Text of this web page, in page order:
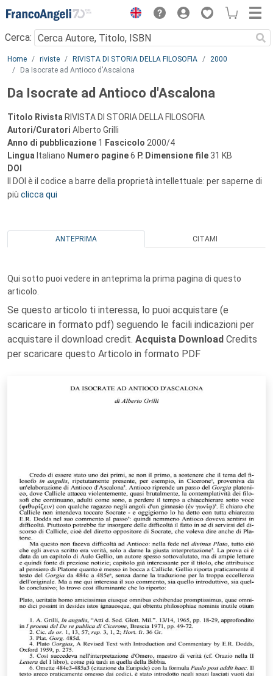
Menu
Cerca:
Main content
Home riviste RIVISTA DI STORIA DELLA FILOSOFIA
2000
Da Isocrate ad Antioco d'Ascalona
Da Isocrate ad Antioco d'Ascalona
Titolo Rivista RIVISTA DI STORIA DELLA FILOSOFIA
Autori/Curatori Alberto Grilli
Anno di pubblicazione 1 Fascicolo 2000/4
Lingua Italiano Numero pagine6 P. Dimensione file 31 KB
DOI
Il DOI è il codice a barre della proprietà intellettuale: per saperne di
più clicca qui
ANTEPRIMA CITAMI
Qui sotto puoi vedere in anteprima la prima pagina di questo
articolo.
Se questo articolo ti interessa, lo puoi acquistare (e
scaricare in formato pdf) seguendo le facili indicazioni per
acquistare il download credit. Acquista Download Credits
per scaricare questo Articolo in formato PDF